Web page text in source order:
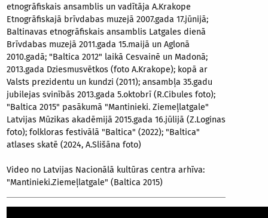
etnogrāfiskais ansamblis un vadītāja A.Krakope
Etnogrāfiskajā brīvdabas muzejā 2007.gada 17.jūnijā;
Baltinavas etnogrāfiskais ansamblis Latgales dienā
Brīvdabas muzejā 2011.gada 15.maijā un Aglonā
2010.gadā; "Baltica 2012" laikā Cesvainē un Madonā;
2013.gada Dziesmusvētkos (foto A.Krakope); kopā ar
Valsts prezidentu un kundzi (2011); ansambļa 35.gadu
jubilejas svinībās 2013.gada 5.oktobrī (R.Cibules foto);
"Baltica 2015" pasākumā "Mantinieki. Ziemeļlatgale"
Latvijas Mūzikas akadēmijā 2015.gada 16.jūlijā (Z.Loginas
foto); folkloras festivālā "Baltica" (2022); "Baltica"
atlases skatē (2024, A.Slišāna foto)
Video no Latvijas Nacionālā kultūras centra arhīva:
"Mantinieki.Ziemeļlatgale" (Baltica 2015)